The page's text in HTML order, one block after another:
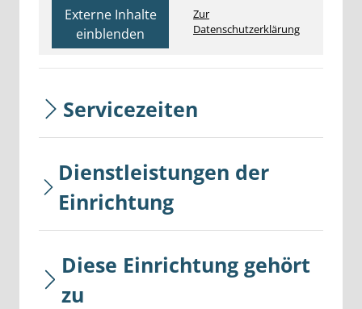
Externe Inhalte
einblenden
Zur
Datenschutzerklärung
Servicezeiten
Dienstleistungen der
Einrichtung
Diese Einrichtung gehört
zu